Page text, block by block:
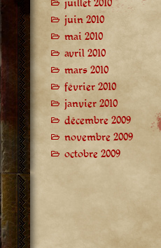
juillet 2010
juin 2010
mai 2010
avril 2010
mars 2010
février 2010
janvier 2010
décembre 2009
novembre 2009
octobre 2009